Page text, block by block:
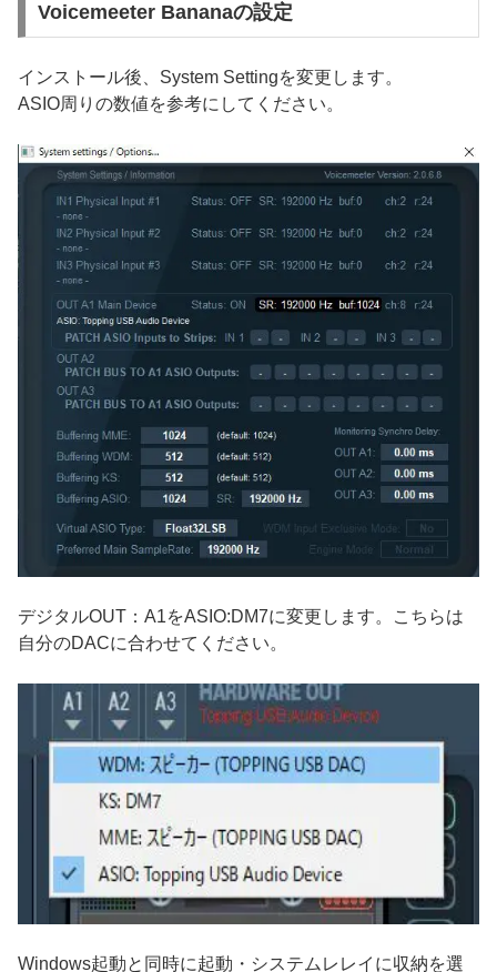
Voicemeeter Bananaの設定
インストール後、System Settingを変更します。
ASIO周りの数値を参考にしてください。
デジタルOUT：A1をASIO:DM7に変更します。こちらは
自分のDACに合わせてください。
Windows起動と同時に起動・システムレレイに収納を選